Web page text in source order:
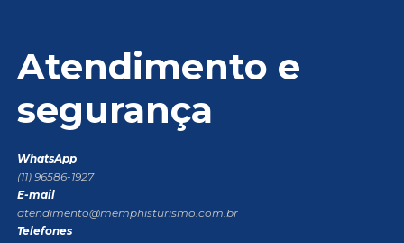
Atendimento e
segurança
WhatsApp
(11) 96586-1927
E-mail
atendimento@memphisturismo.com.br
Telefones